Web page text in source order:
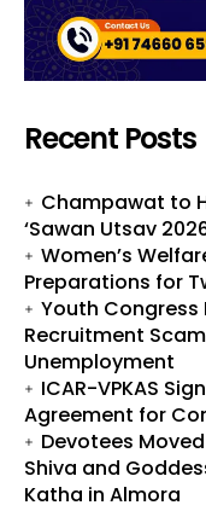
Recent Posts
Champawat to
‘Sawan Utsav
Women’s
Preparations for
Youth Congress
Recruitment
Unemployment
ICAR-VPKAS
Agreement for
Devotees
Shiva and
Katha in Almora